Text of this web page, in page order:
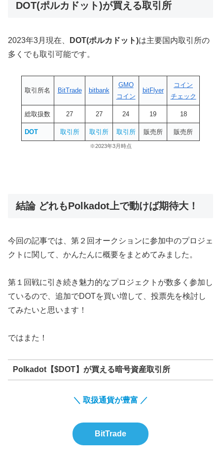
DOT(ポルカドット)が買える取引所
2023年3月現在、 DOT(ポルカドット)は主要国内取引所の
多くでも取引可能です。
取引所名 BitTrade bitbank
GMO
コイン
bitFlyer
コイン
チェック
総取扱数 27 27 24 19 18
DOT 取引所 取引所 取引所 販売所 販売所
※2023年3月時点
結論 どれもPolkadot上で動けば期待大！
今回の記事では、第２回オークションに参加中のプロジェ
クトに関して、かんたんに概要をまとめてみました。
第１回戦に引き続き魅力的なプロジェクトが数多く参加し
ているので、追加でDOTを買い増して、投票先を検討し
てみたいと思います！
ではまた！
Polkadot【$DOT】が買える暗号資産取引所
＼ 取扱通貨が豊富 ／
BitTrade